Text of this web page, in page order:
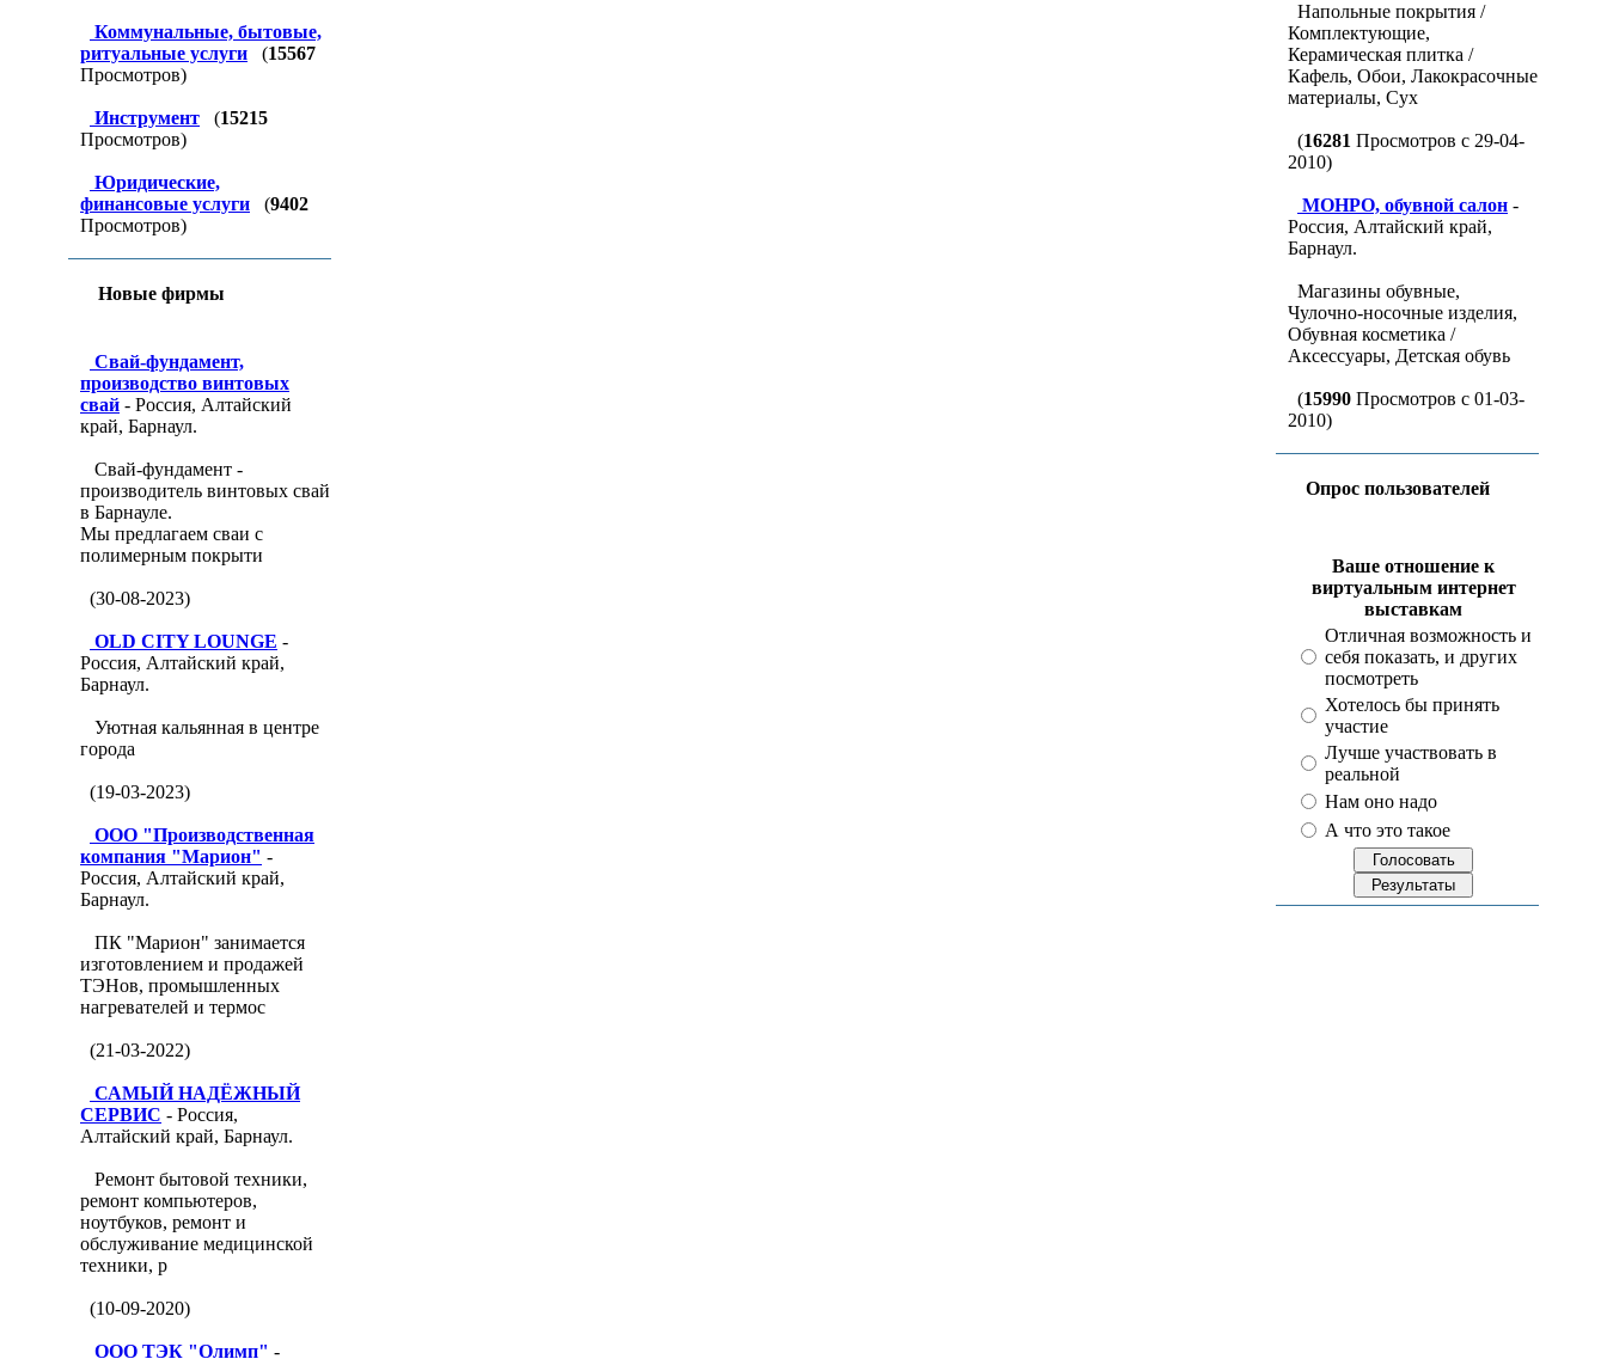
Коммунальные, бытовые,
ритуальные услуги
(15567
Просмотров)
Инструмент (15215
Просмотров)
Юридические,
финансовые услуги
(9402
Просмотров)
Новые фирмы
Свай-фундамент,
производство винтовых
свай - Россия, Алтайский
край, Барнаул.
Свай-фундамент -
производитель винтовых свай
в Барнауле.
Мы предлагаем сваи с
полимерным покрыти
(30-08-2023)
OLD CITY LOUNGE -
Россия, Алтайский край,
Барнаул.
Уютная кальянная в центре
города
(19-03-2023)
ООО "Производственная
компания "Марион" -
Россия, Алтайский край,
Барнаул.
ПК "Марион" занимается
изготовлением и продажей
ТЭНов, промышленных
нагревателей и термос
(21-03-2022)
САМЫЙ НАДЁЖНЫЙ
СЕРВИС - Россия,
Алтайский край, Барнаул.
Ремонт бытовой техники,
ремонт компьютеров,
ноутбуков, ремонт и
обслуживание медицинской
техники, р
(10-09-2020)
ООО ТЭК "Олимп" -
Напольные покрытия /
Комплектующие,
Керамическая плитка /
Кафель, Обои, Лакокрасочные
материалы, Сух
(16281 Просмотров с 29-04-
2010)
МОНРО, обувной салон -
Россия, Алтайский край,
Барнаул.
Магазины обувные,
Чулочно-носочные изделия,
Обувная косметика /
Аксессуары, Детская обувь
(15990 Просмотров с 01-03-
2010)
Опрос пользователей
Ваше отношение к
виртуальным интернет
выставкам
Отличная возможность и
себя показать, и других
посмотреть
Хотелось бы принять
участие
Лучше участвовать в
реальной
Нам оно надо
А что это такое